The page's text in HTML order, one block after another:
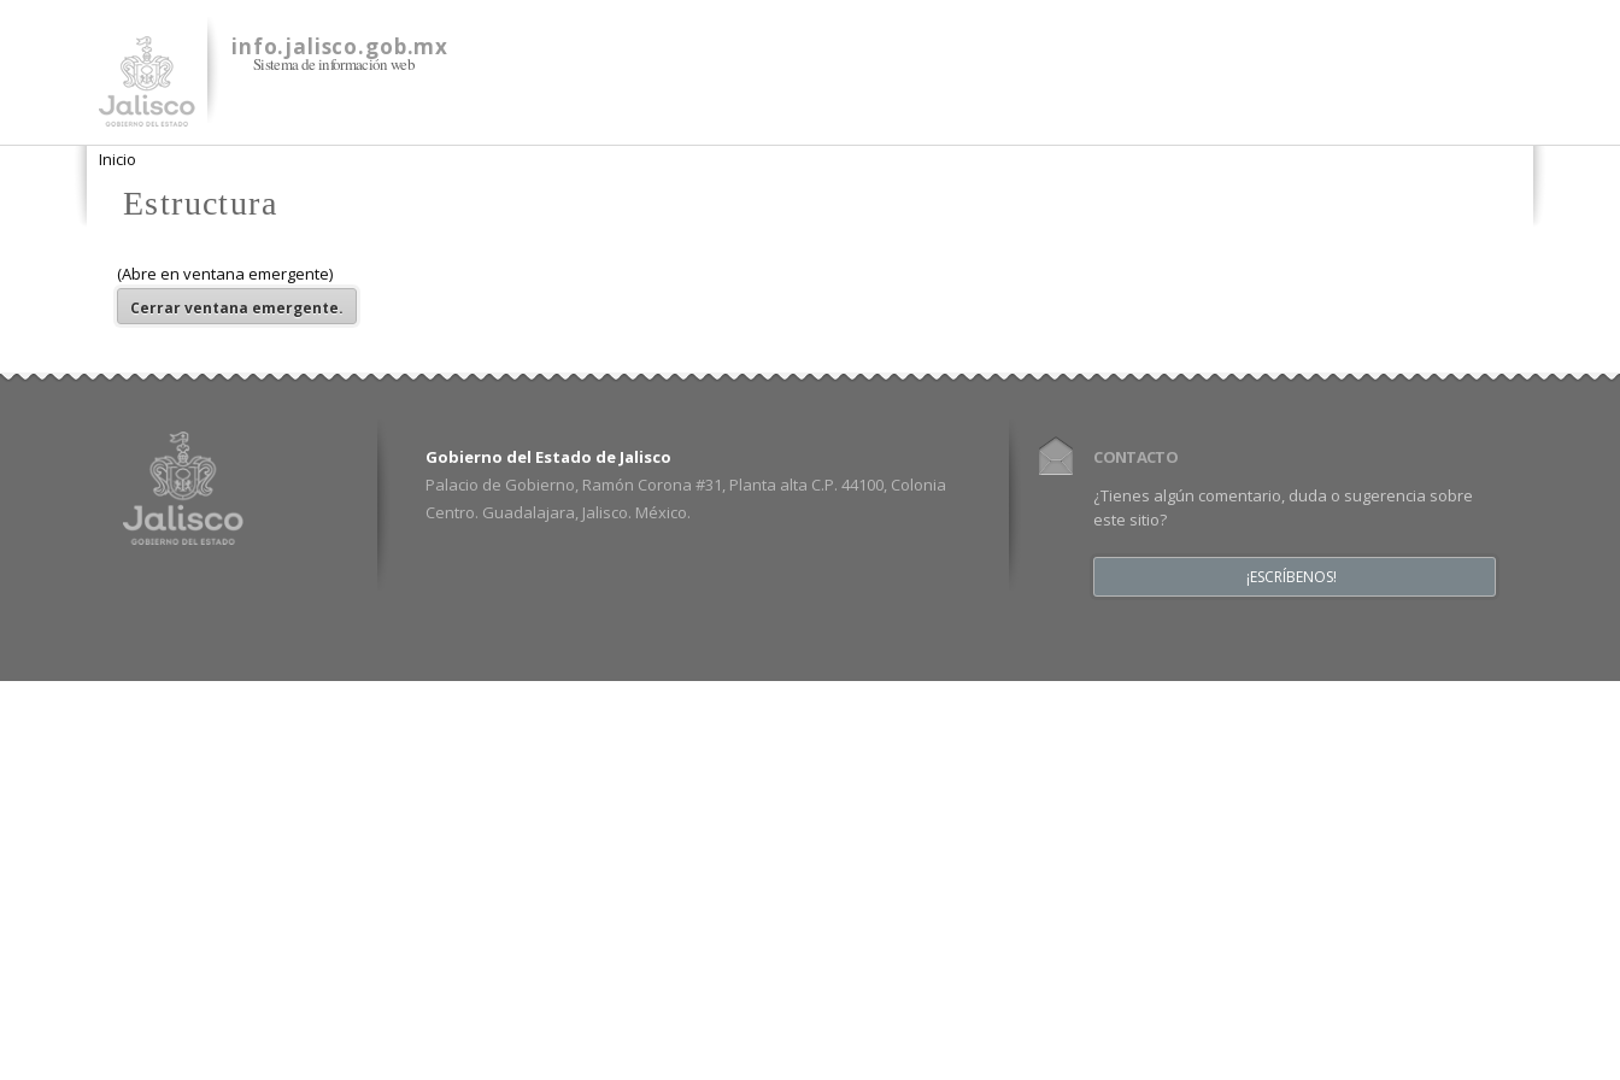
info.jalisco.gob.mx
Sistema de información web
Se encuentra usted aquí
Inicio
Estructura
(Abre en ventana emergente)
Cerrarventana emergente.
Gobierno del Estado de Jalisco
Palacio de Gobierno, Ramón Corona #31, Planta alta C.P. 44100, Colonia
Centro. Guadalajara, Jalisco. México.
CONTACTO
¿Tienes algún comentario, duda o sugerencia sobre
este sitio?
¡ESCRÍBENOS!